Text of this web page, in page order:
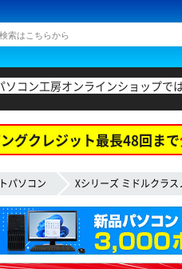
ソコン工房オンラインショップで
グクレジット最長48回まで
パソコン Xシリーズ ミドルクラ